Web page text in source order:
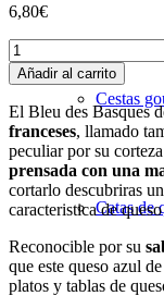
Cestas
Catas de
6,80€
Bleu
des
Basques
de
cabra
cantidad
Añadir al carrito
El Bleu des Basques
franceses, llamado
peculiar por su
prensada con una
cortarlo descubriras
caracteristica de
Reconocible por su
que este queso azul
platos y tablas de